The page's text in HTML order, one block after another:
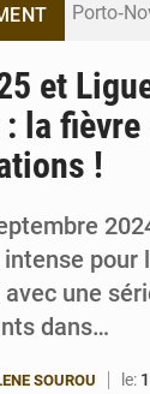
et
la
!
pour
une
dans…
SOUROU le: